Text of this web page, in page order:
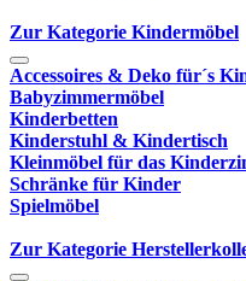
Zur Kategorie Kindermöbel
Accessoires & Deko für´s
Babyzimmermöbel
Kinderbetten
Kinderstuhl & Kindertisch
Kleinmöbel für das
Schränke für Kinder
Spielmöbel
Zur Kategorie